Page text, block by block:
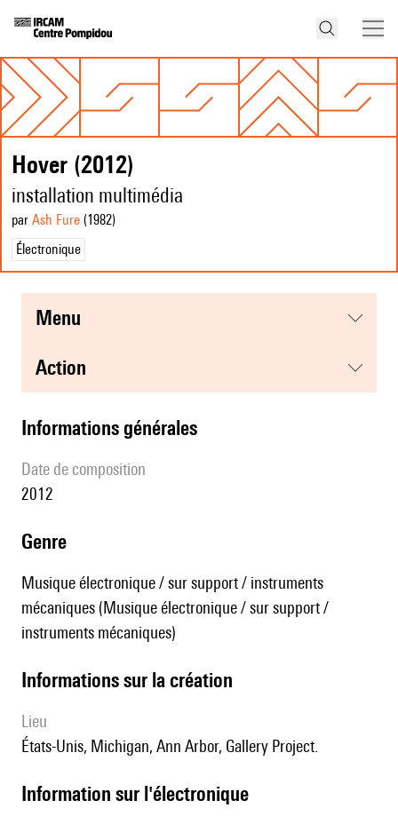
Hover (2012)
installation multimédia
par Ash Fure (1982)
Électronique
menu
action
informations générales
date de composition
2012
genre
Musique électronique / sur support / instruments
mécaniques (Musique électronique / sur support /
instruments mécaniques)
informations sur la création
lieu
États-Unis, Michigan, Ann Arbor, Gallery Project.
Information sur l'électronique